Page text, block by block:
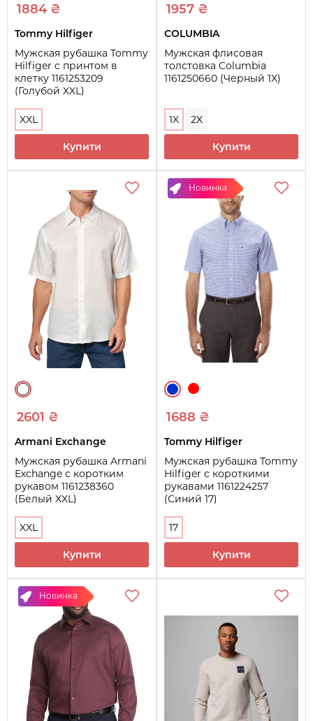
1884 ₴
Tommy Hilfiger
Мужская рубашка Tommy
Hilfiger с принтом в
клетку 1161253209
(Голубой XXL)
XXL
Купити
1957 ₴
COLUMBIA
Мужская флисовая
толстовка Columbia
1161250660 (Черный 1X)
1X 2X
Купити
2601 ₴
Armani Exchange
Мужская рубашка Armani
Exchange с коротким
рукавом 1161238360
(Белый XXL)
XXL
Купити
Новинка
1688 ₴
Tommy Hilfiger
Мужская рубашка Tommy
Hilfiger с короткими
рукавами 1161224257
(Синий 17)
17
Купити
Новинка